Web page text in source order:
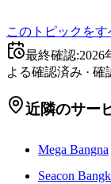
このトピックをす
最終確認:2026
よる確認済み · 確
近隣のサー
Mega Bangna
Seacon